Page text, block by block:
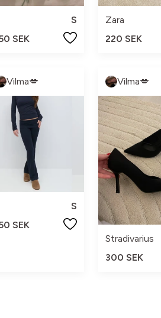
S
SEK
Zara
220 SEK
Vilma💋
S
SEK
Vilma💋
Stradivarius
300 SEK